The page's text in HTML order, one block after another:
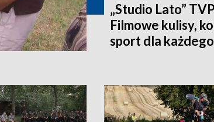
„Studio Lato”
Filmowe kulisy,
sport dla